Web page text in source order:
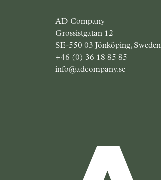
AD Company
Grossistgatan 12
SE-550 03 Jönköping, Sweden
+46 (0) 36 18 85 85
info@adcompany.se